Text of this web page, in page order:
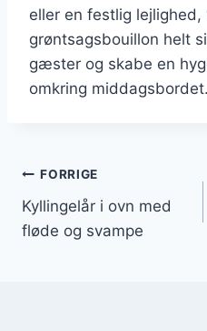
eller en festlig
grøntsagsbouillon helt
gæster og skabe en
omkring middagsbordet.
FORRIGE
Kyllingelår i ovn med
fløde og svampe